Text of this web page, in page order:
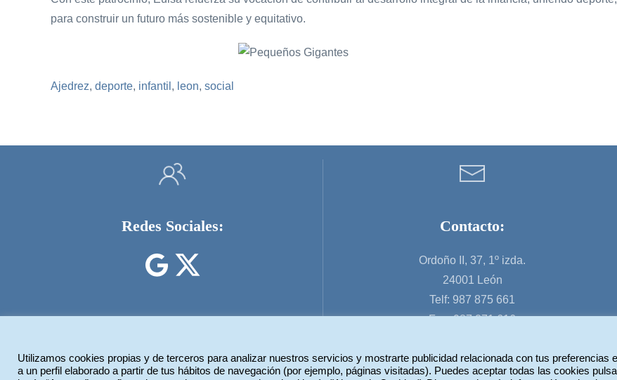
para construir un futuro más sostenible y equitativo.
Ajedrez, deporte, infantil , leon, social
Redes Sociales: Contacto:
Ordoño II, 37, 1º izda.
24001 León
Telf: 987 875 661
Fax: 987 271 616
Legiotek Diseño Web
Utilizamos cookies propias y de terceros para analizar nuestros servicios y mostrarte publicidad relacionada con tus preferencias
a un perfil elaborado a partir de tus hábitos de navegación (por ejemplo, páginas visitadas). Puedes aceptar todas las cookies